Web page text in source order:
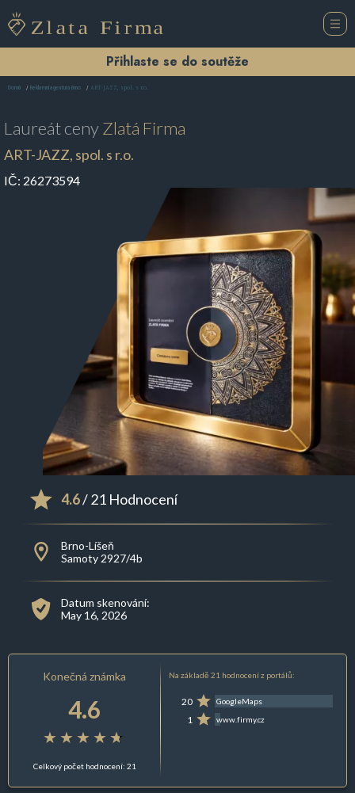
Přihlaste se do soutěže
Domů Reklamní agentura Brno ART-JAZZ, spol. s r.o.
Laureát cenyZlatá Firma
ART-JAZZ, spol. s r.o.
IČ: 26273594
4.6/ 21 Hodnocení
Brno-Líšeň
Samoty 2927/4b
Datum skenování:
May 16, 2026
Konečná známka
4.6
Celkový počet hodnocení: 21
Na základě 21 hodnocení z portálů:
20 GoogleMaps
1 www.firmy.cz